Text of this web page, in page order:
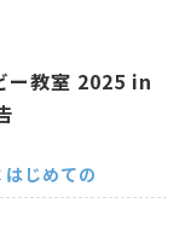
ー教室 2025 in
はじめての